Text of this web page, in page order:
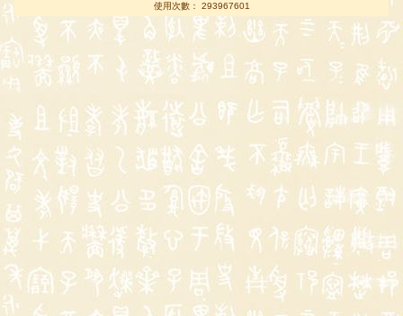
使用次數： 293967601